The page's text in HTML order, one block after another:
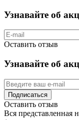
Узнавайте об
Оставить отзыв
Узнавайте об
Подписаться
Оставить отзыв
Вся представленная